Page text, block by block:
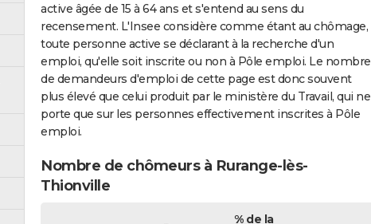
active âgée de 15 à 64 ans et s'entend au sens du
recensement. L'Insee considère comme étant au chômage,
toute personne active se déclarant à la recherche d'un
emploi, qu'elle soit inscrite ou non à Pôle emploi. Le nombre
de demandeurs d'emploi de cette page est donc souvent
plus élevé que celui produit par le ministère du Travail, qui ne
porte que sur les personnes effectivement inscrites à Pôle
emploi.
Nombre de chômeurs à Rurange-lès-
Thionville
% de la